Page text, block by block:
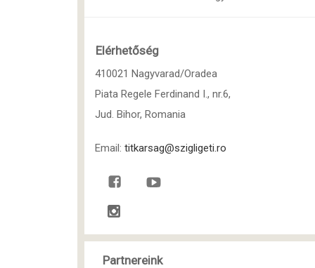
Elérhetőség
410021 Nagyvarad/Oradea
Piata Regele Ferdinand I., nr.6,
Jud. Bihor, Romania
Email: titkarsag@szigligeti.ro
Partnereink